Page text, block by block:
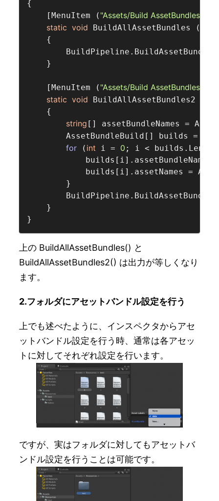
{
    [MenuItem (
"Assets/Build AssetBundles"
static void BuildAllAssetBundles ()
    {
    }
    [MenuItem (
"Assets/Build AssetBundles2"
static void BuildAllAssetBundles2 ()
    {
string [] assetBundleNames =
        AssetBundleBuild[] builds =
for ( int i = 0 ; i <
builds[i].assetBundleName
builds[i].assetNames =
        }
    }
上の BuildAllAssetBundles() と
BuildAllAssetBundles2() は出力が等しくなり
ます。
2.フォルダにアセットバンドル設定を行う
上でも述べたように、インスペクタからアセ
ットバンドル設定を行う時、通常は各アセッ
トに対してそれぞれ設定を行います。
ですが、実はフォルダに対してもアセットバ
ンドル設定を行うことは可能です。